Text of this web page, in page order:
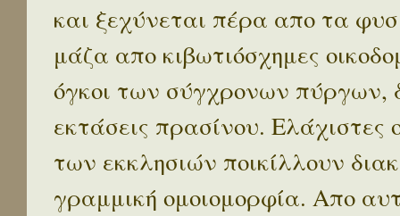
και ξεχύνεται πέρα απο τα
μάζα απο κιβωτιόσχημες
όγκοι των σύγχρονων πύργων,
εκτάσεις πρασίνου.
των εκκλησιών ποικίλλουν
γραμμική ομοιομορφία. Απο